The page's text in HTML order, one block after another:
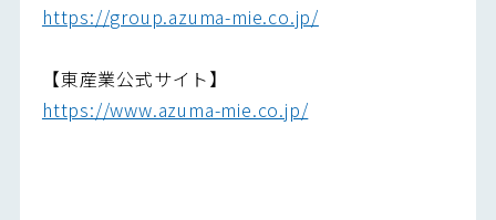
https://group.azuma-mie.co.jp/
【東産業公式サイト】
https://www.azuma-mie.co.jp/